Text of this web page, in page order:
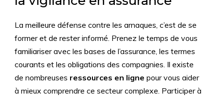
La meilleure défense contre les arnaques, c’est de se
former et de rester informé. Prenez le temps de vous
familiariser avec les bases de l’assurance, les termes
courants et les obligations des compagnies. Il existe
de nombreuses ressources en ligne pour vous aider
à mieux comprendre ce secteur complexe. Participer à